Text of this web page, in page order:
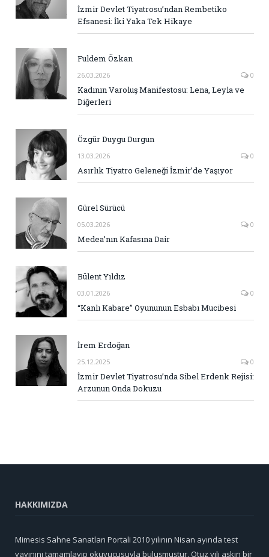
İzmir Devlet Tiyatrosu’ndan Rembetiko
Efsanesi: İki Yaka Tek Hikaye
Fuldem Özkan
26.03.2026 0
Kadının Varoluş Manifestosu: Lena, Leyla ve
Diğerleri
Özgür Duygu Durgun
13.03.2026 0
Asırlık Tiyatro Geleneği İzmir’de Yaşıyor
Gürel Sürücü
05.03.2026 0
Medea’nın Kafasına Dair
Bülent Yıldız
03.01.2026 0
“Kanlı Kabare” Oyununun Esbabı Mucibesi
İrem Erdoğan
25.12.2025 0
İzmir Devlet Tiyatrosu’nda Sibel Erdenk Rejisi:
Arzunun Onda Dokuzu
HAKKIMIZDA
Mimesis Sahne Sanatları Portali 2010 yılının Nisan ayında test
yayınını tamamlayıp okuyucusuyla buluşmuştur. Otuz yılı aşkın bir